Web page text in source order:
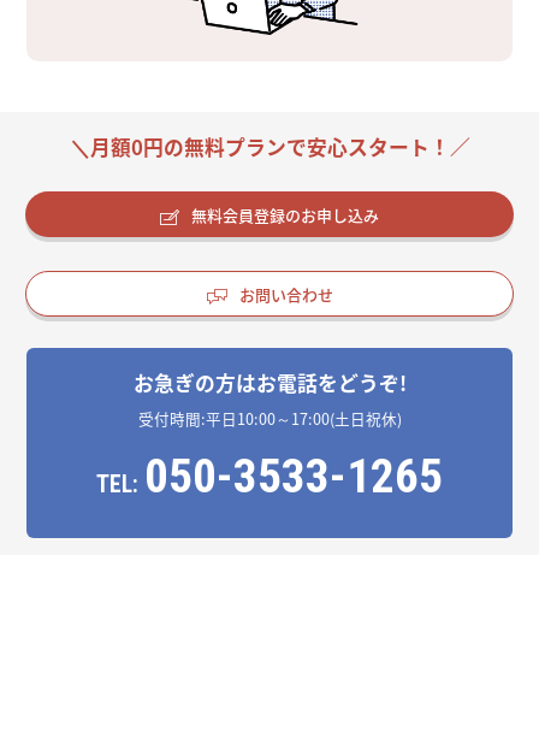
＼月額0円の無料プランで安心スタート！／
無料会員登録のお申し込み
お問い合わせ
お急ぎの方はお電話をどうぞ!
受付時間:平日10:00～17:00(土日祝休)
TEL: 050-3533-1265